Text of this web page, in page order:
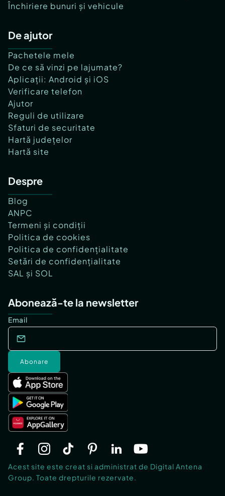
Închiriere bunuri și vehicule
De ajutor
Pachetele mele
De ce să vinzi pe lajumate?
Aplicații: Android și iOS
Verificare telefon
Ajutor
Reguli de utilizare
Sfaturi de securitate
Hartă județelor
Hartă site
Despre
Blog
ANPC
Termeni și condiții
Politica de cookies
Politica de confidențialitate
Setări de confidențialitate
SAL și SOL
Abonează-te la newsletter
Email
Abonare
Acest site este creat si administrat de Digital Antena
Group. Toate drepturile rezervate.